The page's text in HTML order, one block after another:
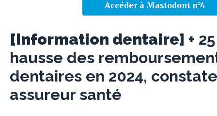
Accéder à Mastodont n°4
[Information dentaire] +
hausse des
dentaires en 2024,
assureur santé